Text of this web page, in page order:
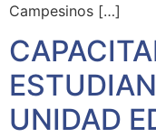
Campesinos […]
UNIDAD